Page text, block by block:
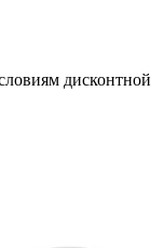
дисконтной